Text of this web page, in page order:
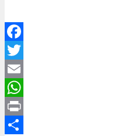
Facebook
Twitter
Email
WhatsApp
Print